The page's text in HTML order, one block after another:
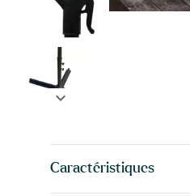
expand_more
Caractéristiques